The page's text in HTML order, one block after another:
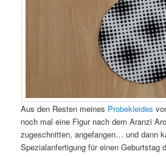
Aus den Resten meines Probekleides
noch mal eine Figur nach dem Aranzi
zugeschnitten, angefangen… und dann
Spezialanfertigung für einen Geburtstag